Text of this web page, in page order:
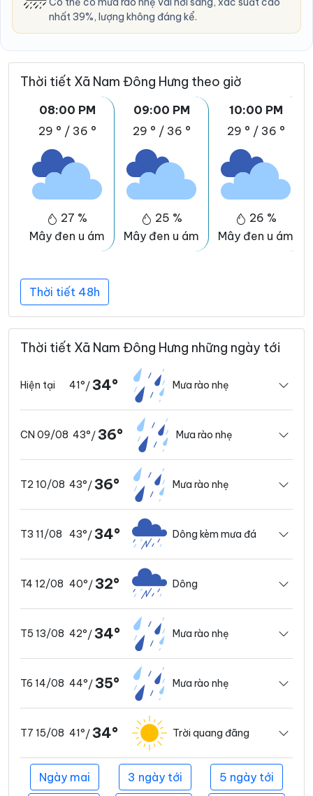
nhất 39%, lượng không đáng kể.
Thời tiết Xã Nam Đông Hưng theo giờ
08:00 PM
29 ° / 36 °
27 %
Mây đen u ám
09:00 PM
29 ° / 36 °
25 %
Mây đen u ám
10:00 PM
29 ° / 36 °
26 %
Mây đen u ám
Thời tiết 48h
Thời tiết Xã Nam Đông Hưng những ngày tới
Hiện tại 41°/ 34° Mưa rào nhẹ
CN 09/08 43°/ 36° Mưa rào nhẹ
T2 10/08 43°/ 36° Mưa rào nhẹ
T3 11/08 43°/ 34° Dông kèm mưa đá
T4 12/08 40°/ 32° Dông
T5 13/08 42°/ 34° Mưa rào nhẹ
T6 14/08 44°/ 35° Mưa rào nhẹ
T7 15/08 41°/ 34° Trời quang đãng
Ngày mai 3 ngày tới 5 ngày tới